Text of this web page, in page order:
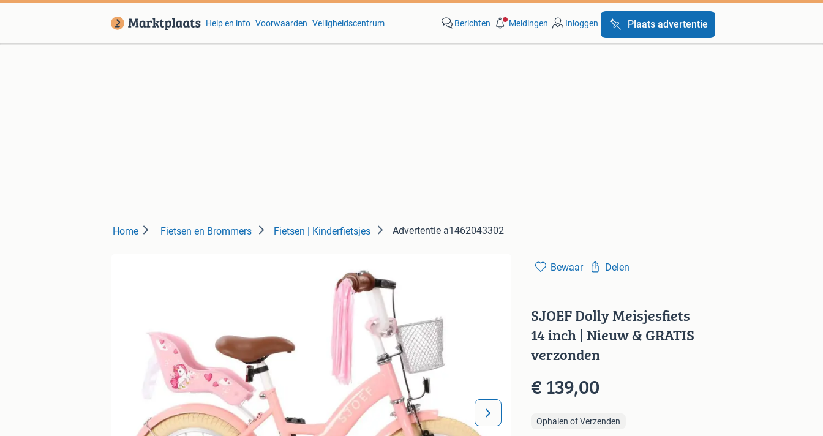
Help en info Voorwaarden Veiligheidscentrum Berichten Meldingen Inloggen Plaats advertentie
Home Fietsen en Brommers Fietsen | Kinderfietsjes Advertentie a1462043302
Bewaar Delen
SJOEF Dolly Meisjesfiets
14 inch | Nieuw & GRATIS
verzonden
€ 139,00
Ophalen of Verzenden